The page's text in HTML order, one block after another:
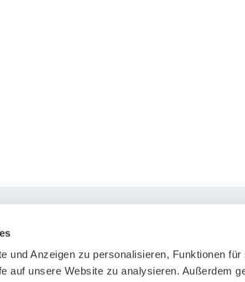
und Anzeigen zu personalisieren, Funktionen
auf unsere Website zu analysieren. Außerdem
Podcast
Team